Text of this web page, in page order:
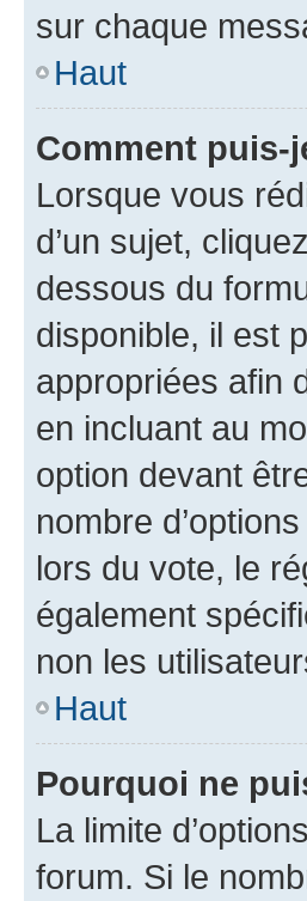
sur chaque
Haut
Comment puis-
Lorsque vous
d’un sujet,
dessous du
disponible, il est
appropriées afin
en incluant au
option devant
nombre
lors du vote, le
également
non les
Haut
Pourquoi ne
La limite
forum. Si le